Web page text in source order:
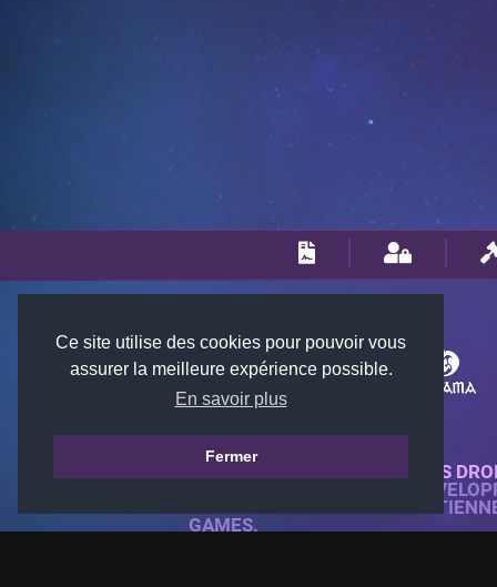
Ce site utilise des cookies pour pouvoir vous
assurer la meilleure expérience possible.
En savoir plus
Fermer
© 2018-2026 KTARENA. TOUS
SITE WEB ENTIÈREMENT
TOUTES LES IMAGES
GAMES.